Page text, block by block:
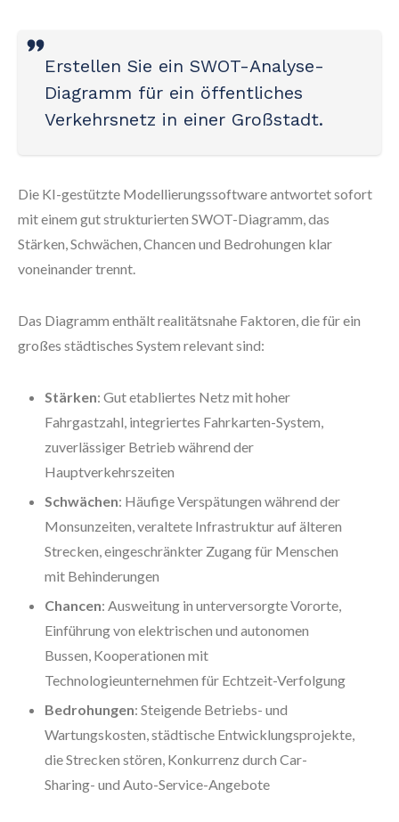
Erstellen Sie ein SWOT-Analyse-
Diagramm für ein öffentliches
Verkehrsnetz in einer Großstadt.
Die KI-gestützte Modellierungssoftware antwortet sofort
mit einem gut strukturierten SWOT-Diagramm, das
Stärken, Schwächen, Chancen und Bedrohungen klar
voneinander trennt.
Das Diagramm enthält realitätsnahe Faktoren, die für ein
großes städtisches System relevant sind:
Stärken: Gut etabliertes Netz mit hoher
Fahrgastzahl, integriertes Fahrkarten-System,
zuverlässiger Betrieb während der
Hauptverkehrszeiten
Schwächen: Häufige Verspätungen während der
Monsunzeiten, veraltete Infrastruktur auf älteren
Strecken, eingeschränkter Zugang für Menschen
mit Behinderungen
Chancen: Ausweitung in unterversorgte Vororte,
Einführung von elektrischen und autonomen
Bussen, Kooperationen mit
Technologieunternehmen für Echtzeit-Verfolgung
Bedrohungen: Steigende Betriebs- und
Wartungskosten, städtische Entwicklungsprojekte,
die Strecken stören, Konkurrenz durch Car-
Sharing- und Auto-Service-Angebote